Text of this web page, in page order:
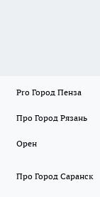
Pro Город Пенза
Про Город Рязань
Орен
Про Город Саранск